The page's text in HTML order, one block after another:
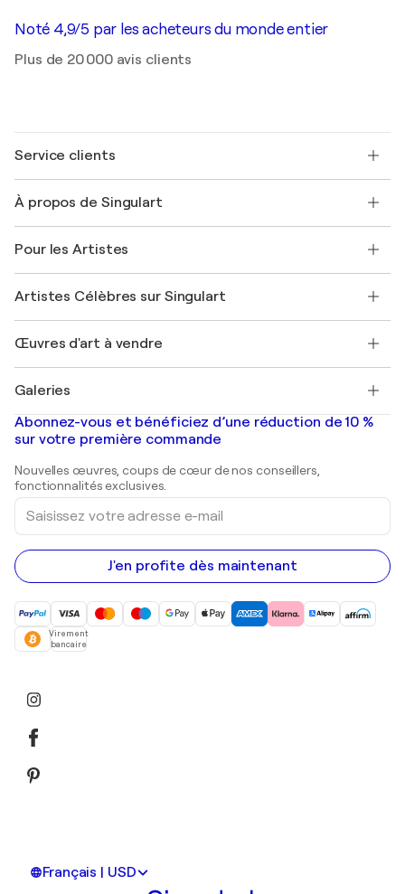
Noté 4,9/5 par les acheteurs du monde entier
Plus de 20 000 avis clients
Service clients
Expédition
Offrir une carte cadeau
Rejoignez notre programme commercial
Mon compte
+33 1 76 44 06 42
À propos de Singulart
FAQ
Magazine Singulart
Emplois
Découvrez une sélection d'art original
Pour les Artistes
Se connecter en tant qu'Artiste
Artistes Célèbres sur Singulart
Marc Chagall
Banksy
Mr. Brainwash
Shepard Fairey
Œuvres d'art à vendre
Tableaux abstraits à vendre
Peintures de paysage
Estampes
Peintures acryliques
Galeries
Galeries d'art en France
Galeries d'art en Belgique
Abonnez-vous et bénéficiez d’une réduction de 10 %
sur votre première commande
Nouvelles œuvres, coups de cœur de nos conseillers,
fonctionnalités exclusives.
Saisissez
votre
adresse
e-
mail
J'en profite dès maintenant
Virement
bancaire
Français | USD